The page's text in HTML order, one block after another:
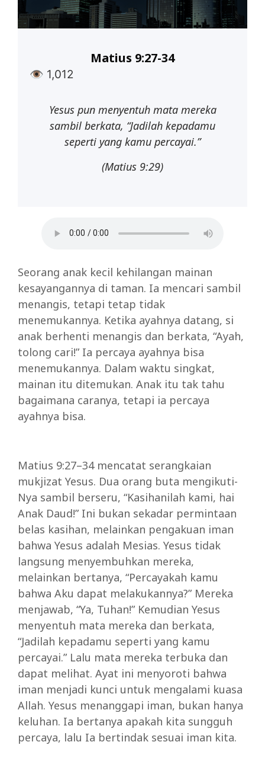
👁 1,012
Matius 9:27-34
Yesus pun menyentuh mata mereka
sambil berkata, “Jadilah kepadamu
seperti yang kamu percayai.”
(Matius 9:29)
Seorang anak kecil kehilangan mainan
kesayangannya di taman. Ia mencari sambil
menangis, tetapi tetap tidak
menemukannya. Ketika ayahnya datang, si
anak berhenti menangis dan berkata, “Ayah,
tolong cari!” Ia percaya ayahnya bisa
menemukannya. Dalam waktu singkat,
mainan itu ditemukan. Anak itu tak tahu
bagaimana caranya, tetapi ia percaya
ayahnya bisa.
Matius 9:27–34 mencatat serangkaian
mukjizat Yesus. Dua orang buta mengikuti-
Nya sambil berseru, “Kasihanilah kami, hai
Anak Daud!” Ini bukan sekadar permintaan
belas kasihan, melainkan pengakuan iman
bahwa Yesus adalah Mesias. Yesus tidak
langsung menyembuhkan mereka,
melainkan bertanya, “Percayakah kamu
bahwa Aku dapat melakukannya?” Mereka
menjawab, “Ya, Tuhan!” Kemudian Yesus
menyentuh mata mereka dan berkata,
“Jadilah kepadamu seperti yang kamu
percayai.” Lalu mata mereka terbuka dan
dapat melihat. Ayat ini menyoroti bahwa
iman menjadi kunci untuk mengalami kuasa
Allah. Yesus menanggapi iman, bukan hanya
keluhan. Ia bertanya apakah kita sungguh
percaya, lalu Ia bertindak sesuai iman kita.